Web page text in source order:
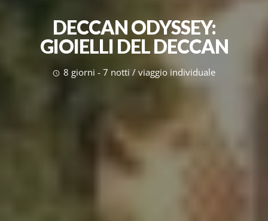
DECCAN ODYSSEY:
GIOIELLI DEL DECCAN
8 giorni - 7 notti / viaggio individuale